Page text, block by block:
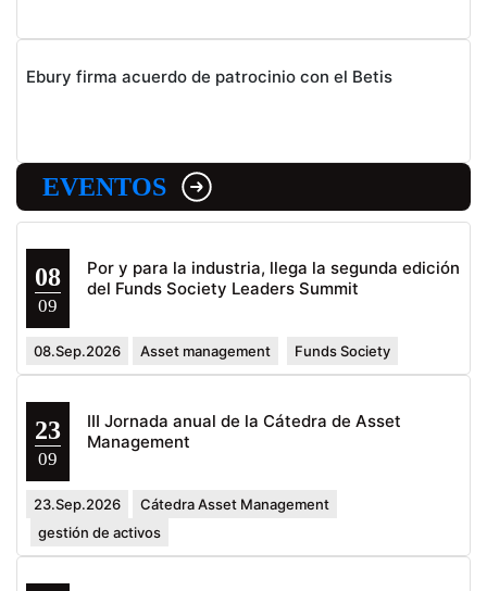
Ebury firma acuerdo de patrocinio con el Betis
EVENTOS
08
09
Por y para la industria, llega la segunda edición
del Funds Society Leaders Summit
08.Sep.2026 Asset management Funds Society
23
09
III Jornada anual de la Cátedra de Asset
Management
23.Sep.2026
Cátedra Asset Management
gestión de activos